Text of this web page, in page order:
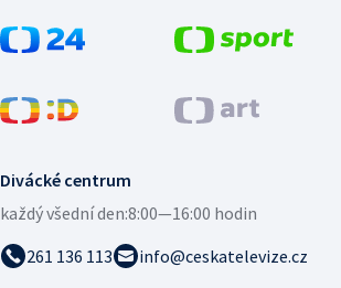
Divácké centrum
každý všední den:8:00—16:00 hodin
261 136 113
info@ceskatelevize.cz